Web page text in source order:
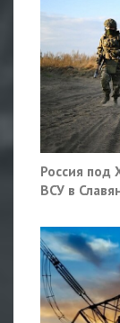
Россия под
ВСУ в